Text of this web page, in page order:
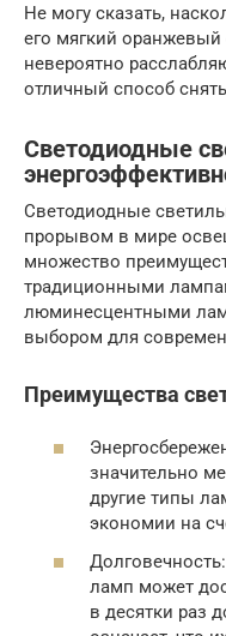
Не могу сказать,
его мягкий оранжевый
невероятно
отличный способ
Светодиодные
Светодиодные
прорывом в мире
множество
традиционными
люминесцентными
выбором для
Преимущества
значительно
другие типы
экономии на
ламп может
в десятки раз